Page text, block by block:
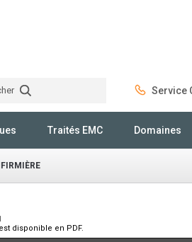
Service
Traités EMC Domaines
disponible en PDF.